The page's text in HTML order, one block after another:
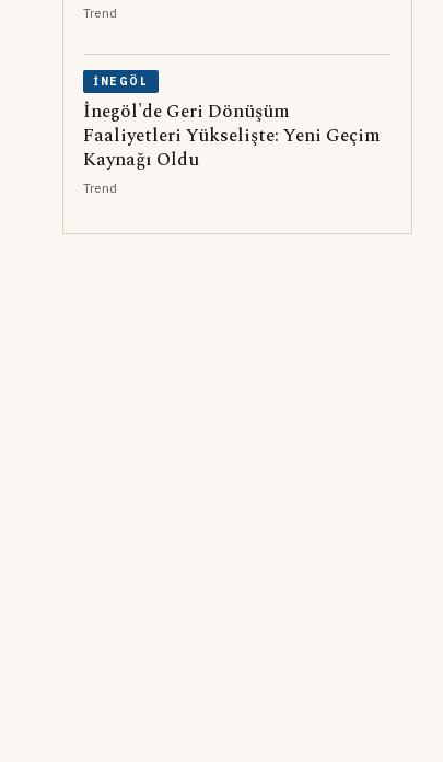
Trend
İNEGÖL
İnegöl'de Geri Dönüşüm
Faaliyetleri Yükselişte: Yeni Geçim
Kaynağı Oldu
Trend